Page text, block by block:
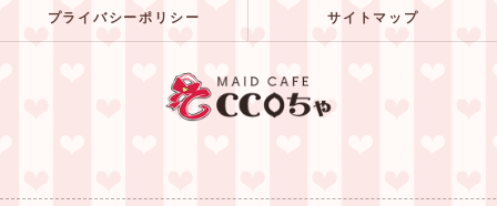
プライバシーポリシー サイトマップ